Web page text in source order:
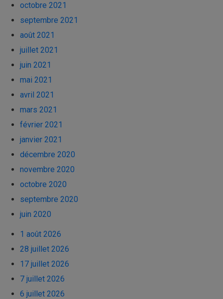
octobre 2021
septembre 2021
août 2021
juillet 2021
juin 2021
mai 2021
avril 2021
mars 2021
février 2021
janvier 2021
décembre 2020
novembre 2020
octobre 2020
septembre 2020
juin 2020
1 août 2026
28 juillet 2026
17 juillet 2026
7 juillet 2026
6 juillet 2026